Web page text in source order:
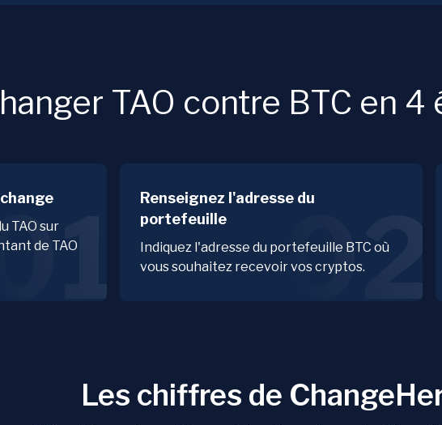
TAO contre BTC en
TAO sur
de TAO
Renseignez l'adresse du
portefeuille
Indiquez l'adresse du portefeuille BTC où
vous souhaitez recevoir vos cryptos.
02
Les chiffres de